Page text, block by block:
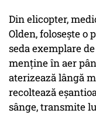
Din elicopter,
Olden, foloseşte o
seda exemplare
menţine în aer
aterizează lângă
recoltează
sânge, transmite